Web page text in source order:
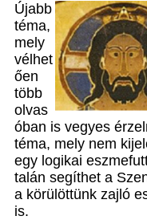
Újabb
téma,
mely
vélhet
ően
több
olvas
óban is vegyes
téma, mely nem
egy logikai
talán segíthet a
a körülöttünk zajló
is.